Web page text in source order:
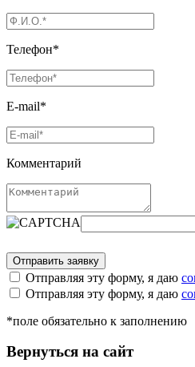
Телефон*
E-mail*
Комментарий
Отправляя эту форму, я даю
Отправляя эту форму, я даю
*поле обязательно к заполнению
Вернуться на сайт